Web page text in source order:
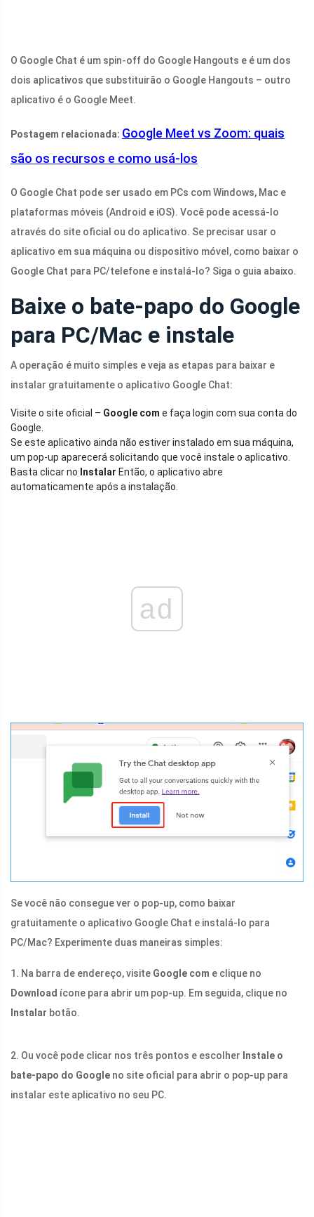
O Google Chat é um spin-off do Google Hangouts e é um dos
dois aplicativos que substituirão o Google Hangouts – outro
aplicativo é o Google Meet.
Postagem relacionada: Google Meet vs Zoom: quais
são os recursos e como usá-los
O Google Chat pode ser usado em PCs com Windows, Mac e
plataformas móveis (Android e iOS). Você pode acessá-lo
através do site oficial ou do aplicativo. Se precisar usar o
aplicativo em sua máquina ou dispositivo móvel, como baixar o
Google Chat para PC/telefone e instalá-lo? Siga o guia abaixo.
Baixe o bate-papo do Google
para PC/Mac e instale
A operação é muito simples e veja as etapas para baixar e
instalar gratuitamente o aplicativo Google Chat:
Visite o site oficial – Google com e faça login com sua conta do
Google.
Se este aplicativo ainda não estiver instalado em sua máquina,
um pop-up aparecerá solicitando que você instale o aplicativo.
Basta clicar no Instalar Então, o aplicativo abre
automaticamente após a instalação.
ad
Se você não consegue ver o pop-up, como baixar
gratuitamente o aplicativo Google Chat e instalá-lo para
PC/Mac? Experimente duas maneiras simples:
1. Na barra de endereço, visite Google com e clique no
Download ícone para abrir um pop-up. Em seguida, clique no
Instalar botão.
2. Ou você pode clicar nos três pontos e escolher Instale o
bate-papo do Google no site oficial para abrir o pop-up para
instalar este aplicativo no seu PC.